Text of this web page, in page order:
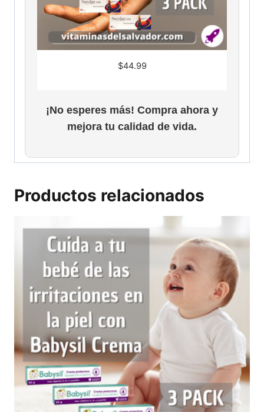
$44.99
¡No esperes más! Compra ahora y
mejora tu calidad de vida.
Productos relacionados